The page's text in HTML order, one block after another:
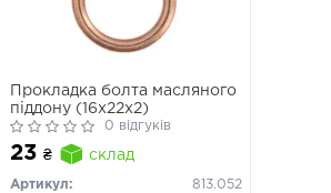
Прокладка болта масляного
піддону (16x22x2)
0 відгуків
23 ₴ склад
Артикул:
813.052